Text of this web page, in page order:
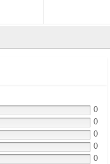
0
0
0
0
0